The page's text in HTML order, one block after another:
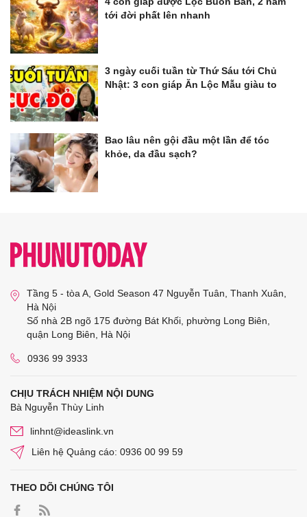
tới đời phất lên nhanh
3 ngày cuối tuần từ Thứ Sáu tới Chủ
Nhật: 3 con giáp Ăn Lộc Mẫu giàu to
Bao lâu nên gội đầu một lần để tóc
khỏe, da đầu sạch?
Tầng 5 - tòa A, Gold Season 47 Nguyễn Tuân, Thanh Xuân,
Hà Nội
Số nhà 2B ngõ 175 đường Bát Khối, phường Long Biên,
quận Long Biên, Hà Nội
0936 99 3933
CHỊU TRÁCH NHIỆM NỘI DUNG
Bà Nguyễn Thùy Linh
linhnt@ideaslink.vn
Liên hệ Quảng cáo: 0936 00 99 59
THEO DÕI CHÚNG TÔI